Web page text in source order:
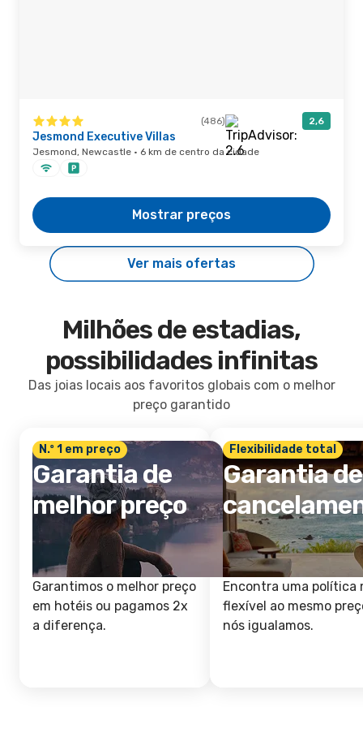
(486) 2,6
Jesmond Executive Villas
Jesmond, Newcastle · 6 km de centro da cidade
Mostrar preços
Ver mais ofertas
Milhões de estadias,
possibilidades infinitas
Das joias locais aos favoritos globais com o melhor
preço garantido
N.º 1 em preço
Garantia de
melhor preço
Garantimos o melhor preço
em hotéis ou pagamos 2x
a diferença.
Flexibilidade total
Garantia de
Encontra uma política
flexível ao mesmo
nós igualamos.